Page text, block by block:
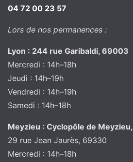
04 72 00 23 57
Lors de nos permanences :
Lyon : 244 rue Garibaldi, 69003
Mercredi : 14h–18h
Jeudi : 14h–19h
Vendredi : 14h–19h
Samedi : 14h–18h
Meyzieu : Cyclopôle de Meyzieu,
29 rue Jean Jaurès, 69330
Mercredi : 14h–18h